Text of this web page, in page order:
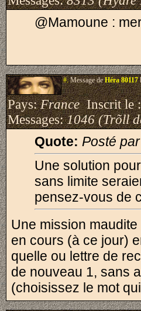
@Mamoune :
#.Message deHéra 80117
Pays:FranceInscrit le
Messages:1046 (Trõll
Quote: Posté
Une solution
sans limite
pensez-vous de
Une mission
en cours (à ce jour)
quelle ou lettre de
de nouveau 1, sans
(choisissez le mot